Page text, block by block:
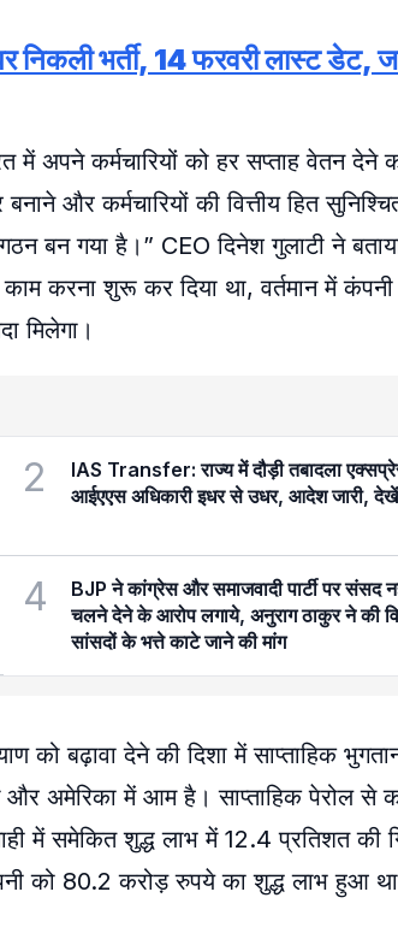
भर्ती, 14 फरवरी लास्ट डेट,
में अपने कर्मचारियों को हर सप्ताह वेतन देने
और कर्मचारियों की वित्तीय हित
बन गया है।” CEO दिनेश गुलाटी ने
करना शुरू कर दिया था, वर्तमान में
मिलेगा।
2
IAS Transfer: राज्य में दौड़ी तबादला
आईएएस अधिकारी इधर से उधर, आदेश जारी,
4
BJP ने कांग्रेस और समाजवादी पार्टी पर संसद
चलने देने के आरोप लगाये, अनुराग ठाकुर ने की
सांसदों के भत्ते काटे जाने की मांग
को बढ़ावा देने की दिशा में साप्ताहिक
अमेरिका में आम है। साप्ताहिक पेरोल से
में समेकित शुद्ध लाभ में 12.4 प्रतिशत
को 80.2 करोड़ रुपये का शुद्ध लाभ हुआ